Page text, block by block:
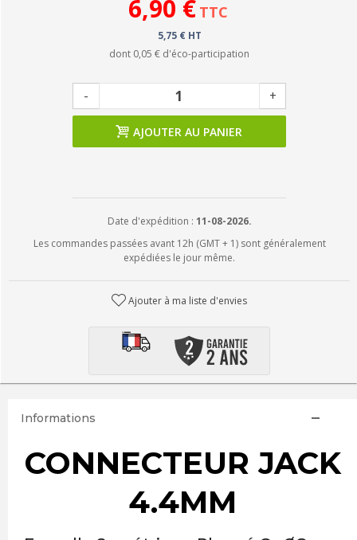
6,90 € TTC
5,75 € HT
dont 0,05 € d'éco-participation
- +
AJOUTER AU PANIER
Date d'expédition : 11-08-2026.
Les commandes passées avant 12h (GMT + 1) sont généralement
expédiées le jour même.
Ajouter à ma liste d'envies
Informations
CONNECTEUR JACK
4.4MM